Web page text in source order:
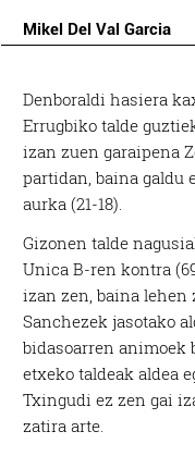
Mikel Del Val Garcia
Denboraldi hasiera
Errugbiko talde
izan zuen garaipena
partidan, baina galdu
aurka (21-18).
Gizonen talde
Unica B-ren kontra
izan zen, baina lehen
Sanchezek jasotako
bidasoarren animoek
etxeko taldeak aldea
Txingudi ez zen gai
zatira arte.